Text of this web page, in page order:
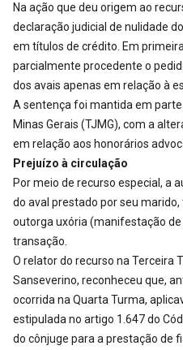
Na ação que deu origem ao
declaração judicial de nulidade
em títulos de crédito. Em
parcialmente procedente o
dos avais apenas em relação à
A sentença foi mantida em
Minas Gerais (TJMG), com a
em relação aos honorários
Prejuízo à circulação
Por meio de recurso especial, a
do aval prestado por seu
outorga uxória (manifestação
transação.
O relator do recurso na Terceira
Sanseverino, reconheceu que,
ocorrida na Quarta Turma,
estipulada no artigo 1.647 do
do cônjuge para a prestação de